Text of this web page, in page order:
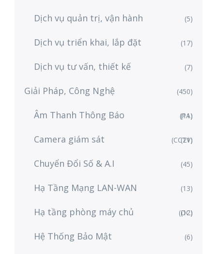
Dịch vụ quản trị, vận hành (5)
Dịch vụ triển khai, lắp đặt (17)
Dịch vụ tư vấn, thiết kế (7)
Giải Pháp, Công Nghệ (450)
Âm Thanh Thông Báo (PA)
(11)
Camera giám sát (CCTV)
(21)
Chuyển Đổi Số & A.I (45)
Hạ Tầng Mạng LAN-WAN (13)
Hạ tầng phòng máy chủ (DC)
(12)
Hệ Thống Bảo Mật (6)